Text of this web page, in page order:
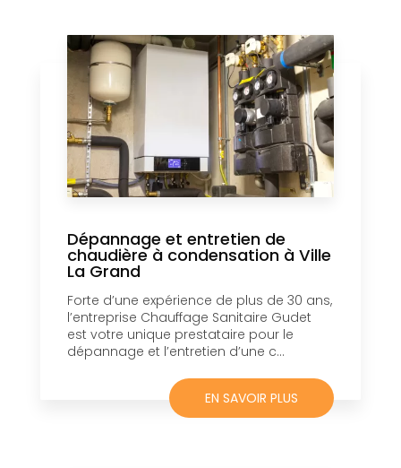
Dépannage et entretien de
chaudière à condensation à Ville
La Grand
Forte d’une expérience de plus de 30 ans,
l’entreprise Chauffage Sanitaire Gudet
est votre unique prestataire pour le
dépannage et l’entretien d’une c...
EN SAVOIR PLUS